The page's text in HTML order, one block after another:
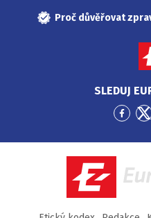
Proč důvěřovat
SLEDUJ
Přejít